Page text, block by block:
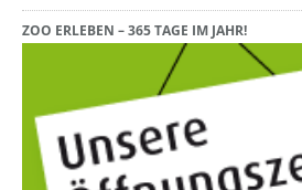
ZOO ERLEBEN – 365 TAGE IM JAHR!